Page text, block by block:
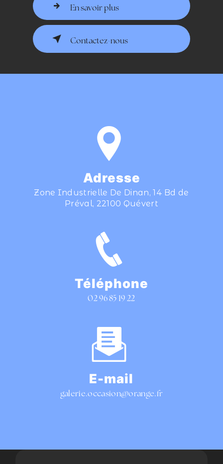
En savoir plus
Contactez-nous
Adresse
Zone Industrielle De Dinan, 14 Bd de
Préval, 22100 Quévert
Téléphone
02 96 85 19 22
E-mail
galerie.occasion@orange.fr